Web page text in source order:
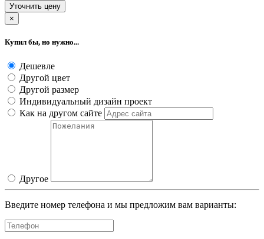
Уточнить цену
×
Купил бы, но нужно...
Дешевле
Другой цвет
Другой размер
Индивидуальный дизайн проект
Как на другом сайте
Другое
Введите номер телефона и мы предложим вам варианты: